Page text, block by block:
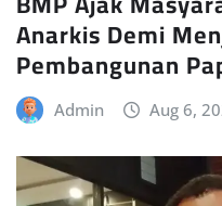
Anarkis Demi
Pembangunan
Admin Aug 6,